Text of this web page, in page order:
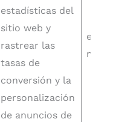
estadísticas del
sitio web y
rastrear las
tasas de
conversión y la
personalización
de anuncios de
en 6
meses